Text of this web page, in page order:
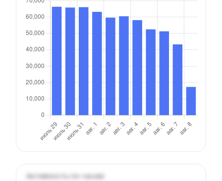
Активность по часам